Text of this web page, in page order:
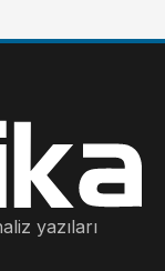
yazıları